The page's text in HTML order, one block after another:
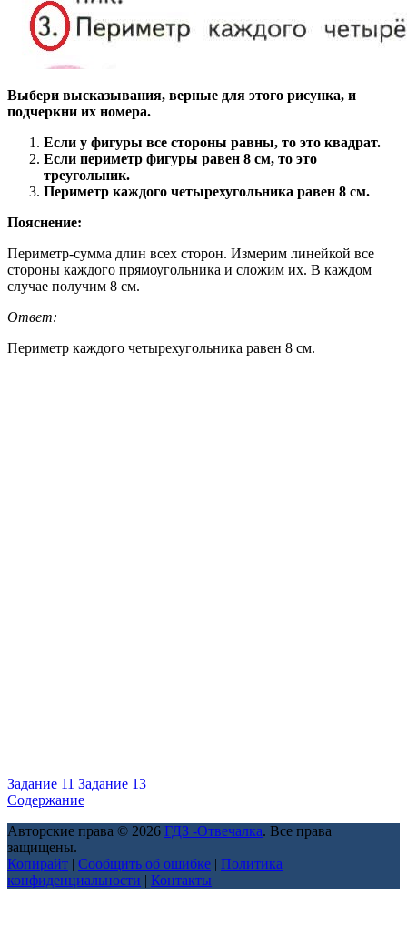
Выбери высказывания, верные для этого рисунка, и
подчеркни их номера.
Если у фигуры все стороны равны, то это квадрат.
Если периметр фигуры равен 8 см, то это
треугольник.
Периметр каждого четырехугольника равен 8 см.
Пояснение:
Периметр-сумма длин всех сторон. Измерим линейкой все
стороны каждого прямоугольника и сложим их. В каждом
случае получим 8 см.
Ответ:
Периметр каждого четырехугольника равен 8 см.
Задание 11 Задание 13
Содержание
Авторские права © 2026 ГДЗ -Отвечалка. Все права
защищены.
Копирайт | Сообщить об ошибке | Политика
конфиденциальности | Контакты